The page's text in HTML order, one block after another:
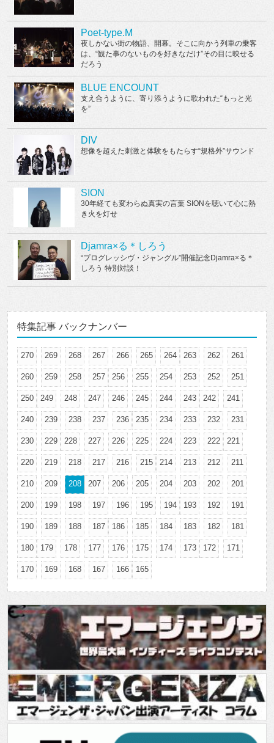
Poet-type.M
夜しかない街の物語、開幕。そこに向かう列車の乗客
は、“観た事のないものを好きなだけ”その目に映せる
だろう
BLUE ENCOUNT
支え合うように、寄り添うように歌われた“もっと光
を”
DIV
想像を超えた刺激と体験をもたらす“規格外”サウンド
SION
30年経ても変わらぬ真実の言葉 SIONを聴いて心に熱
き火を灯せ
Djamra×る＊しろう
“プログレッシヴ・ジャングル”開催記念Djamra×る＊
しろう 特別対談！
特集記事 バックナンバー
270 269 268 267 266 265 264 263 262 261
260 259 258 257 256 255 254 253 252 251
250 249 248 247 246 245 244 243 242 241
240 239 238 237 236 235 234 233 232 231
230 229 228 227 226 225 224 223 222 221
220 219 218 217 216 215 214 213 212 211
210 209 208 207 206 205 204 203 202 201
200 199 198 197 196 195 194 193 192 191
190 189 188 187 186 185 184 183 182 181
180 179 178 177 176 175 174 173 172 171
170 169 168 167 166 165